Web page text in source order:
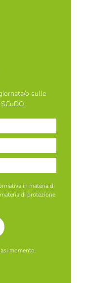
o sulle
in materia di
di protezione
momento.